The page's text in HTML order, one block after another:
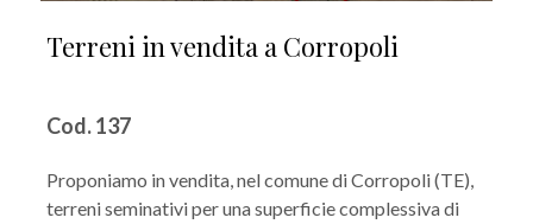
Terreni in vendita a Corropoli
Cod. 137
Proponiamo in vendita, nel comune di Corropoli (TE),
terreni seminativi per una superficie complessiva di